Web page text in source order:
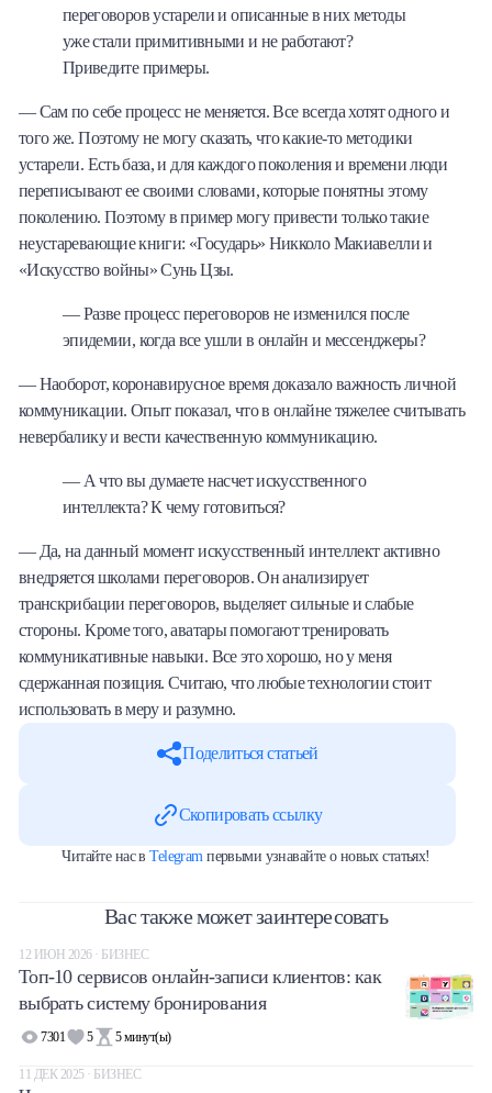
переговоров устарели и описанные в них методы
уже стали примитивными и не работают?
Приведите примеры.
— Сам по себе процесс не меняется. Все всегда хотят одного и
того же. Поэтому не могу сказать, что какие-то методики
устарели. Есть база, и для каждого поколения и времени люди
переписывают ее своими словами, которые понятны этому
поколению. Поэтому в пример могу привести только такие
неустаревающие книги: «Государь» Никколо Макиавелли и
«Искусство войны» Сунь Цзы.
— Разве процесс переговоров не изменился после
эпидемии, когда все ушли в онлайн и мессенджеры?
— Наоборот, коронавирусное время доказало важность личной
коммуникации. Опыт показал, что в онлайне тяжелее считывать
невербалику и вести качественную коммуникацию.
— А что вы думаете насчет искусственного
интеллекта? К чему готовиться?
— Да, на данный момент искусственный интеллект активно
внедряется школами переговоров. Он анализирует
транскрибации переговоров, выделяет сильные и слабые
стороны. Кроме того, аватары помогают тренировать
коммуникативные навыки. Все это хорошо, но у меня
сдержанная позиция. Считаю, что любые технологии стоит
использовать в меру и разумно.
Поделиться статьей
Скопировать ссылку
Читайте нас вTelegram первыми узнавайте о новых статьях!
Вас также может заинтересовать
12 ИЮН 2026 · БИЗНЕС
Топ-10 сервисов онлайн-записи клиентов: как
выбрать систему бронирования
7301 5 5 минут(ы)
11 ДЕК 2025 · БИЗНЕС